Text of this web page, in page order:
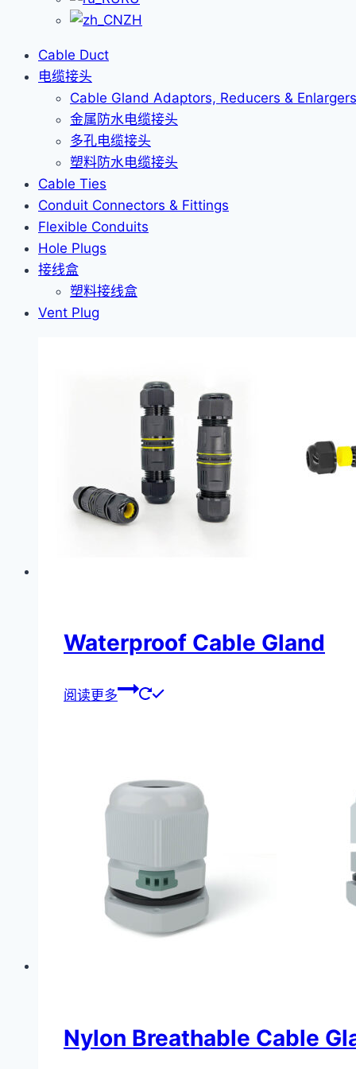
ZH
Cable Duct
电缆接头
Cable Gland Adaptors, Reducers & Enlargers
金属防水电缆接头
多孔电缆接头
塑料防水电缆接头
Cable Ties
Conduit Connectors & Fittings
Flexible Conduits
Hole Plugs
接线盒
塑料接线盒
Vent Plug
Waterproof Cable Gland
阅读更多
Nylon Breathable Cable